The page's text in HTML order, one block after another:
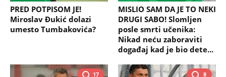
PRED POTPISOM JE!
Miroslav Đukić dolazi
umesto Tumbakovića?
MISLIO SAM DA JE TO NEKI
DRUGI SABO! Slomljen
posle smrti učenika:
Nikad neću zaboraviti
događaj kad je bio dete...
17
8